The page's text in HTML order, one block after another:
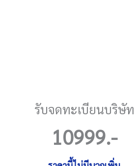
รับจดทะเบียนบริษัท
10999.-